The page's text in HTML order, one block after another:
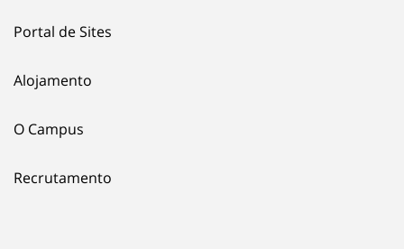
Portal de Sites
Alojamento
O Campus
Recrutamento